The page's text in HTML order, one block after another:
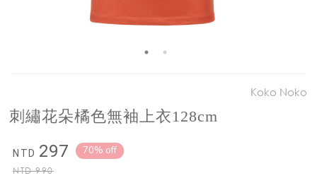
Koko Noko
刺繡花朵橘色無袖上衣128cm
NTD 297
NTD990
70% off